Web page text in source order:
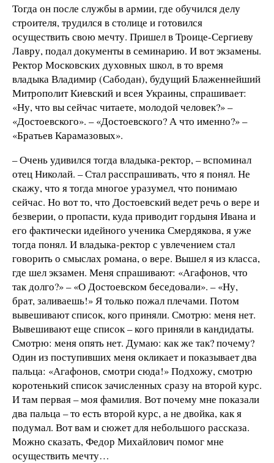
Тогда он после службы в армии, где обучился делу
строителя, трудился в столице и готовился
осуществить свою мечту. Пришел в Троице-Сергиеву
Лавру, подал документы в семинарию. И вот экзамены.
Ректор Московских духовных школ, в то время
владыка Владимир (Сабодан), будущий Блаженнейший
Митрополит Киевский и всея Украины, спрашивает:
«Ну, что вы сейчас читаете, молодой человек?» –
«Достоевского». – «Достоевского? А что именно?» –
«Братьев Карамазовых».
– Очень удивился тогда владыка-ректор, – вспоминал
отец Николай. – Стал расспрашивать, что я понял. Не
скажу, что я тогда многое уразумел, что понимаю
сейчас. Но вот то, что Достоевский ведет речь о вере и
безверии, о пропасти, куда приводит гордыня Ивана и
его фактически идейного ученика Смердякова, я уже
тогда понял. И владыка-ректор с увлечением стал
говорить о смыслах романа, о вере. Вышел я из класса,
где шел экзамен. Меня спрашивают: «Агафонов, что
так долго?» – «О Достоевском беседовали». – «Ну,
брат, заливаешь!» Я только пожал плечами. Потом
вывешивают список, кого приняли. Смотрю: меня нет.
Вывешивают еще список – кого приняли в кандидаты.
Смотрю: меня опять нет. Думаю: как же так? почему?
Один из поступивших меня окликает и показывает два
пальца: «Агафонов, смотри сюда!» Подхожу, смотрю
коротенький список зачисленных сразу на второй курс.
И там первая – моя фамилия. Вот почему мне показали
два пальца – то есть второй курс, а не двойка, как я
подумал. Вот вам и сюжет для небольшого рассказа.
Можно сказать, Федор Михайлович помог мне
осуществить мечту…